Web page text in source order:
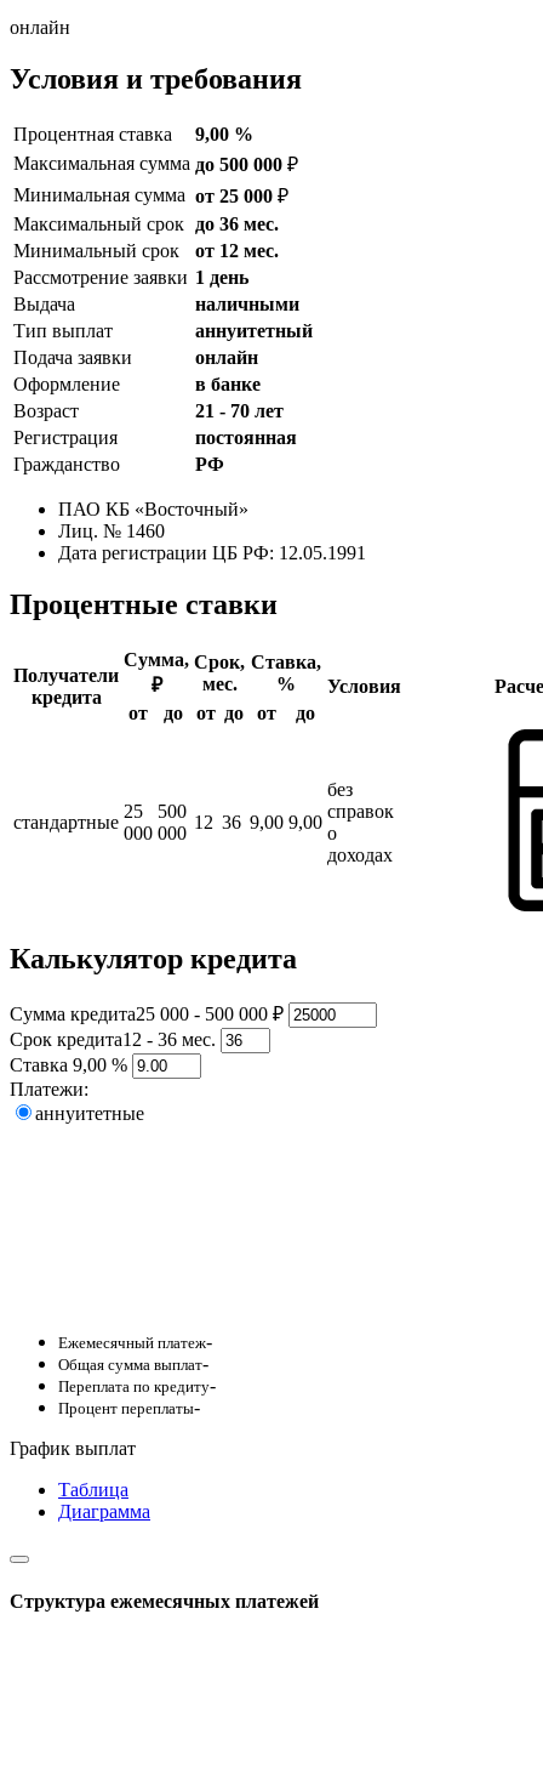
онлайн
Условия и требования
Процентная ставка
9,00 %
Максимальная сумма до 500 000 ₽
Минимальная сумма от 25 000 ₽
Максимальный срок до 36 мес.
Минимальный срок
от 12 мес.
Рассмотрение заявки 1 день
Выдача
наличными
Тип выплат
аннуитетный
Подача заявки
онлайн
Оформление
в банке
Возраст
21 - 70 лет
Регистрация
постоянная
Гражданство
РФ
ПАО КБ «Восточный»
Лиц. № 1460
Дата регистрации ЦБ РФ: 12.05.1991
Процентные ставки
Получатели
кредита
Сумма,
₽
Срок,
мес.
Ставка,
%
Условия
от
до от до от до
стандартные
25
000
500
000
12 36 9,00 9,00
без
справок
о
доходах
Калькулятор кредита
Сумма кредита25 000 - 500 000 ₽
Срок кредита12 - 36 мес.
Ставка 9,00 %
Платежи:
аннуитетные
Ежемесячный платеж-
Общая сумма выплат-
Переплата по кредиту-
Процент переплаты-
График выплат
Таблица
Диаграмма
Структура ежемесячных платежей